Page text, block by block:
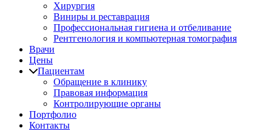
Хирургия
Виниры и реставрация
Профессиональная гигиена и отбеливание
Рентгенология и компьютерная томография
Врачи
Цены
Пациентам
Обращение в клинику
Правовая информация
Контролирующие органы
Портфолио
Контакты